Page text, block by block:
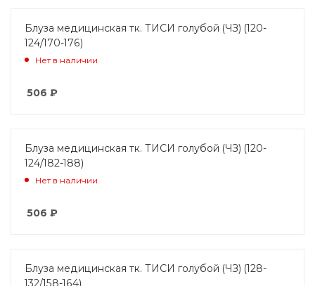
Блуза медицинская тк. ТИСИ голубой (ЧЗ) (120-
124/170-176)
Нет в наличии
506 ₽
Блуза медицинская тк. ТИСИ голубой (ЧЗ) (120-
124/182-188)
Нет в наличии
506 ₽
Блуза медицинская тк. ТИСИ голубой (ЧЗ) (128-
132/158-164)